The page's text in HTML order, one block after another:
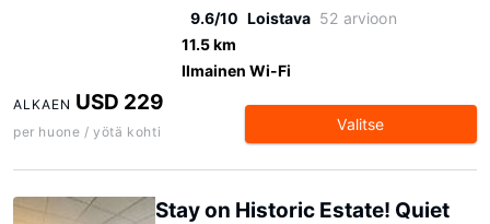
9.6/10 Loistava 52 arvioon
11.5 km
Ilmainen Wi-Fi
ALKAEN USD 229
per huone / yötä kohti Valitse
Stay on Historic Estate! Quiet